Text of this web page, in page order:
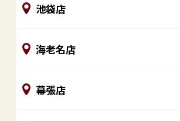
池袋店
海老名店
幕張店